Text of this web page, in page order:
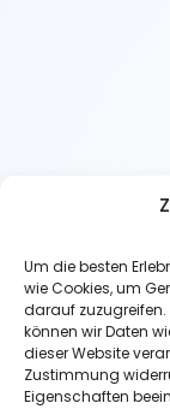
Um die besten
wie Cookies, um
darauf
können wir Daten
dieser Website
Zustimmung
Eigenschaften
Nützliche Links